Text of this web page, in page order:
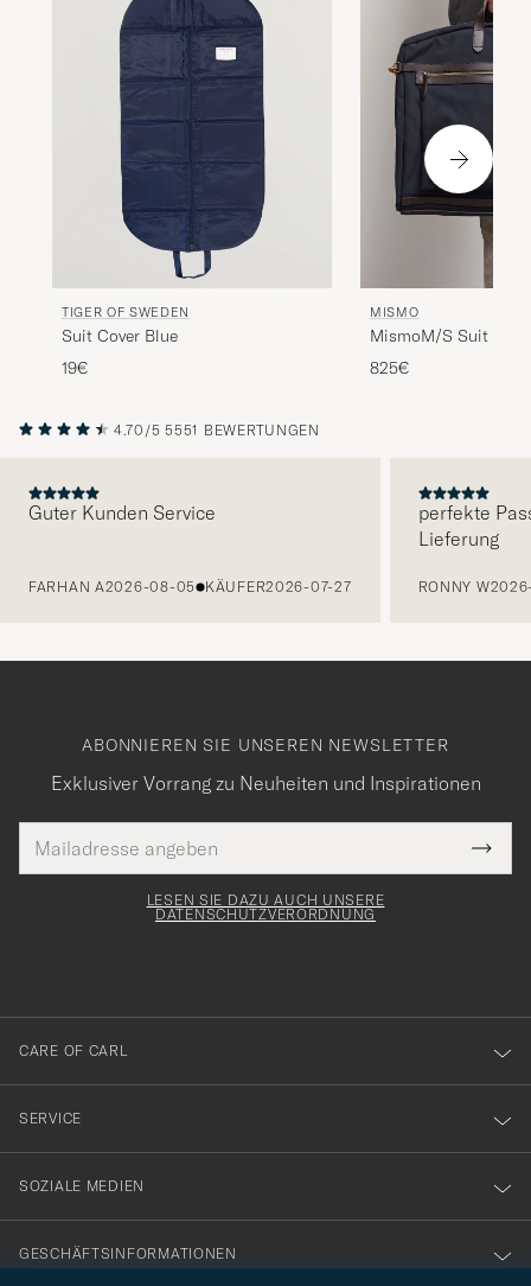
TIGER OF SWEDEN
Suit Cover Blue
19€
MISMO
MismoM/S Suit
Brown
825€
4.70/5 5551 BEWERTUNGEN
Guter Kunden Service
FARHAN A2026-08-05 KÄUFER2026-07-27
perfekte
Lieferung
RONNY W
ABONNIEREN SIE UNSEREN NEWSLETTER
Exklusiver Vorrang zu Neuheiten und Inspirationen
Mail
Adresse
Tack
för
dig
till
vårt
nyhetsbrev!
LESEN SIE DAZU AUCH UNSERE
DATENSCHUTZVERORDNUNG
CARE OF CARL
SERVICE
SOZIALE MEDIEN
GESCHÄFTSINFORMATIONEN